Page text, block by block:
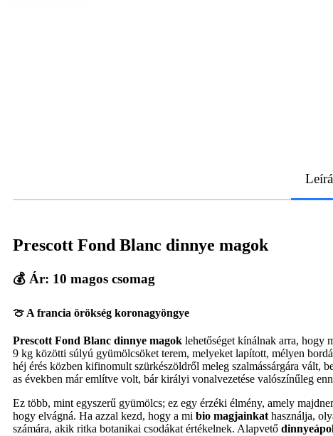
Prescott Fond Blanc dinnye magok
💰 Ár: 10 magos csomag
🍈 A francia örökség koronagyöngye
Prescott Fond Blanc dinnye magok lehetőséget kínálnak arra, hogy
9 kg közötti súlyú gyümölcsöket terem, melyeket lapított, mélyen
héj érés közben kifinomult szürkészöldről meleg szalmássárgára vált,
as években már említve volt, bár királyi vonalvezetése valószínűleg
Ez több, mint egyszerű gyümölcs; ez egy érzéki élmény, amely
hogy elvágná. Ha azzal kezd, hogy a mi bio magjainkat használja,
számára, akik ritka botanikai csodákat értékelnek. Alapvető